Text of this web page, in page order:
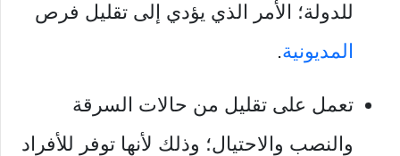
للدولة؛ الأمر الذي يؤدي إلى تقليل فرص
المديونية.
تعمل على تقليل من حالات السرقة
والنصب والاحتيال؛ وذلك لأنها توفر للأفراد